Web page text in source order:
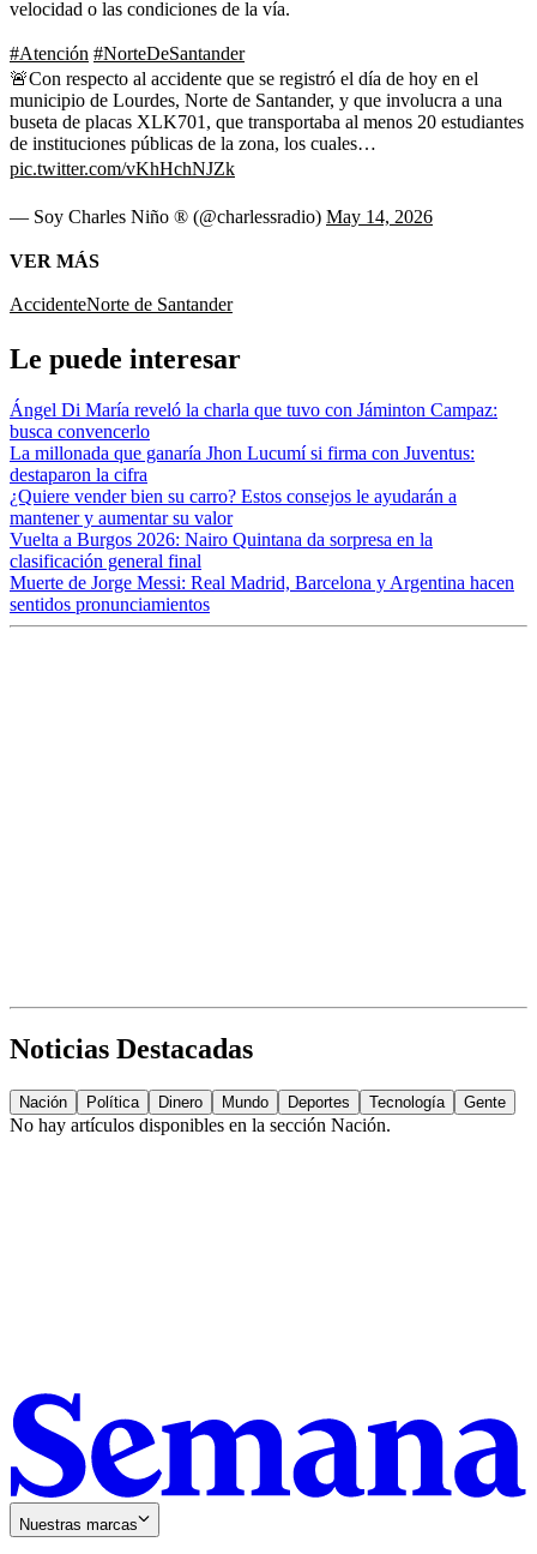
velocidad o las condiciones de la vía.
#Atención #NorteDeSantander
🚨Con respecto al accidente que se registró el día de hoy en el
municipio de Lourdes, Norte de Santander, y que involucra a una
buseta de placas XLK701, que transportaba al menos 20 estudiantes
de instituciones públicas de la zona, los cuales…
pic.twitter.com/vKhHchNJZk
— Soy Charles Niño ® (@charlessradio) May 14, 2026
VER MÁS
AccidenteNorte de Santander
Le puede interesar
Ángel Di María reveló la charla que tuvo con Jáminton Campaz:
busca convencerlo
La millonada que ganaría Jhon Lucumí si firma con Juventus:
destaparon la cifra
¿Quiere vender bien su carro? Estos consejos le ayudarán a
mantener y aumentar su valor
Vuelta a Burgos 2026: Nairo Quintana da sorpresa en la
clasificación general final
Muerte de Jorge Messi: Real Madrid, Barcelona y Argentina hacen
sentidos pronunciamientos
Noticias Destacadas
Nación Política Dinero Mundo Deportes Tecnología Gente
No hay artículos disponibles en la sección Nación.
Nuestras marcas